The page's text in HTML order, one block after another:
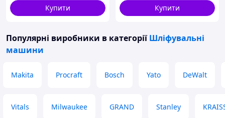
Купити Купити
Популярні виробники в категорії Шліфувальні
машини
Makita Procraft Bosch Yato DeWalt
Vitals Milwaukee GRAND Stanley